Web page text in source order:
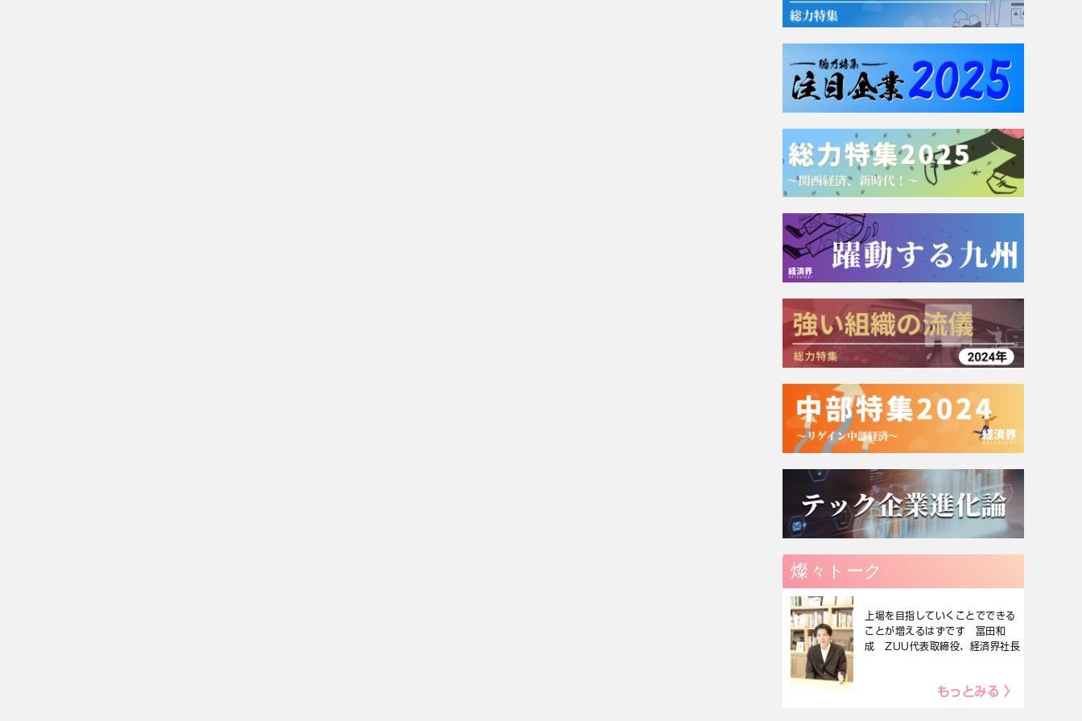
燦々トーク
上場を目指していくことでできる
ことが増えるはずです 冨田和
成 ZUU代表取締役、経済界社長
もっとみる 〉